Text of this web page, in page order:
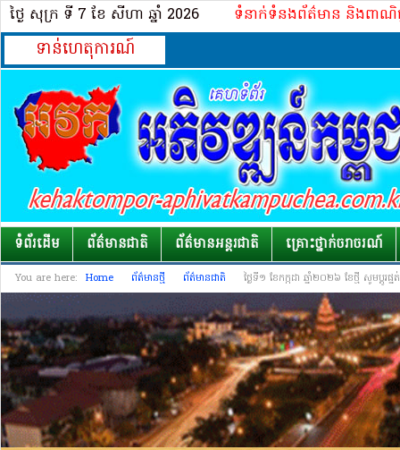
ថ្ងៃ សុក្រ ទី 7​ ខែ សីហា ឆ្នាំ 2026 ទំនាក់ទំនងព័ត៌មាន និងពាណិ
ទាន់ហេតុការណ៍
ទំព័រដើម ព័ត៌មានជាតិ ព័ត៌មានអន្តរជាតិ គ្រោះថ្នាក់​ចរាចរណ៍
You are here: Home ព័ត៌មានថ្មី ព័ត៌មានជាតិ ថ្ងៃទី១ ខែកក្កដា ឆ្នាំ២០២៦ ខែថ្មី សូមប្តូរផ្